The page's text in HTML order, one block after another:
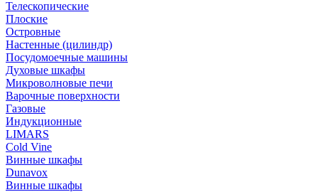
Телескопические
Плоские
Островные
Настенные (цилиндр)
Посудомоечные машины
Духовые шкафы
Микроволновые печи
Варочные поверхности
Газовые
Индукционные
LIMARS
Cold Vine
Винные шкафы
Dunavox
Винные шкафы